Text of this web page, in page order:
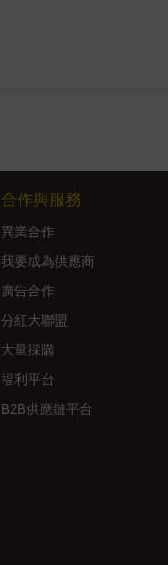
合作與服務
異業合作
我要成為供應商
廣告合作
分紅大聯盟
大量採購
福利平台
B2B供應鏈平台